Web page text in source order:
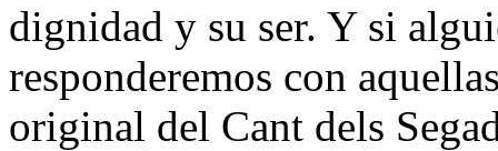
dignidad y su ser. Y si
responderemos con
original del Cant dels